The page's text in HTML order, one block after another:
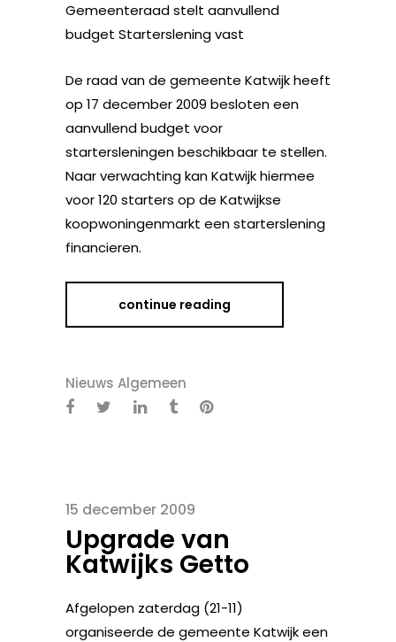
Gemeenteraad stelt aanvullend
budget Starterslening vast
De raad van de gemeente Katwijk heeft
op 17 december 2009 besloten een
aanvullend budget voor
startersleningen beschikbaar te stellen.
Naar verwachting kan Katwijk hiermee
voor 120 starters op de Katwijkse
koopwoningenmarkt een starterslening
financieren.
continue reading
Nieuws Algemeen
15 december 2009
Upgrade van
Katwijks Getto
Afgelopen zaterdag (21-11)
organiseerde de gemeente Katwijk een